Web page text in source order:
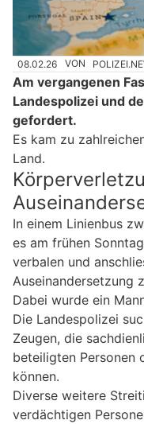
08.02.26 VON
Am vergangenen
Landespolizei und
gefordert.
Es kam zu
Land.
In einem Linienbus
es am frühen
verbalen und
Auseinandersetzung
Dabei wurde ein
Die Landespolizei
Zeugen, die
beteiligten Personen
können.
Diverse weitere
verdächtigen